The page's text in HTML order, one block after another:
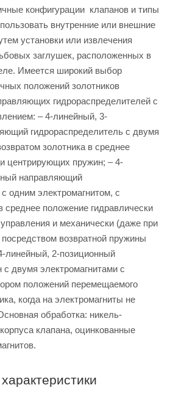
конфигурации клапанов и типы
внутренние или внешние
установки или извлечения
заглушек, расположенных в
Имеется широкий выбор
положений золотников
гидрораспределителей с
– 4-линейный, 3-
гидрораспределитель с двумя
золотника в среднее
центрирующих пружин; – 4-
направляющий
одним электромагнитом, с
среднее положение гидравлически
и механически (даже при
возвратной пружины
линейный, 2-позиционный
двумя электромагнитами с
положений перемещаемого
когда на электромагниты не
обработка: никель-
клапана, оцинкованные